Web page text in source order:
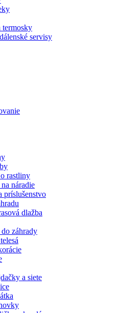
termosky
servisy
rastliny
náradie
príslušenstvo
dlažba
záhrady
a siete